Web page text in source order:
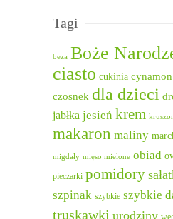
Tagi
beza Boże
ciasto cukinia cynamon
czosnek dla dzieci
jabłka jesień krem
makaron maliny
migdały mięso mielone obiad
pieczarki pomidory
szpinak szybkie szybkie
truskawki urodziny